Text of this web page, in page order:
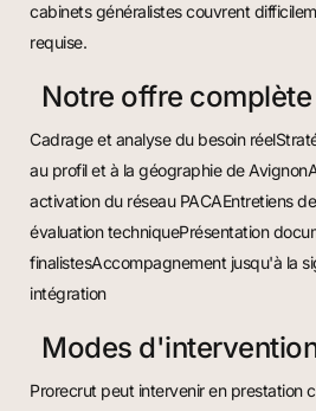
cabinets généralistes couvrent
requise.
Notre offre
Cadrage et analyse du besoin
au profil et à la géographie de
activation du réseau PACAEntretiens
évaluation techniquePrésentation
finalistesAccompagnement jusqu'à la
intégration
Modes
Prorecrut peut intervenir en prestation